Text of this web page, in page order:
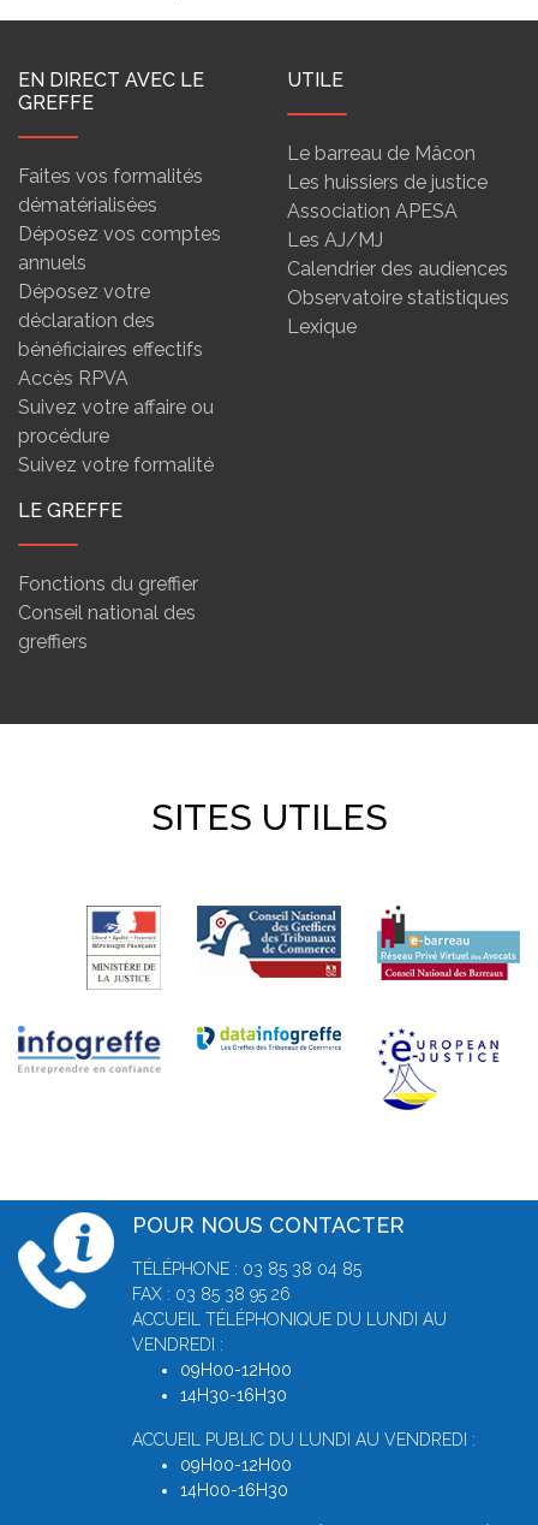
EN DIRECT AVEC LE
GREFFE
Faites vos formalités
dématérialisées
Déposez vos comptes
annuels
Déposez votre
déclaration des
bénéficiaires effectifs
Accès RPVA
Suivez votre affaire ou
procédure
Suivez votre formalité
UTILE
Le barreau de Mâcon
Les huissiers de justice
Association APESA
Les AJ/MJ
Calendrier des audiences
Observatoire statistiques
Lexique
LE GREFFE
Fonctions du greffier
Conseil national des
greffiers
SITES UTILES
POUR NOUS CONTACTER
TÉLÉPHONE : 03 85 38 04 85
FAX : 03 85 38 95 26
ACCUEIL TÉLÉPHONIQUE DU LUNDI AU
VENDREDI :
09H00-12H00
14H30-16H30
ACCUEIL PUBLIC DU LUNDI AU VENDREDI :
09H00-12H00
14H00-16H30